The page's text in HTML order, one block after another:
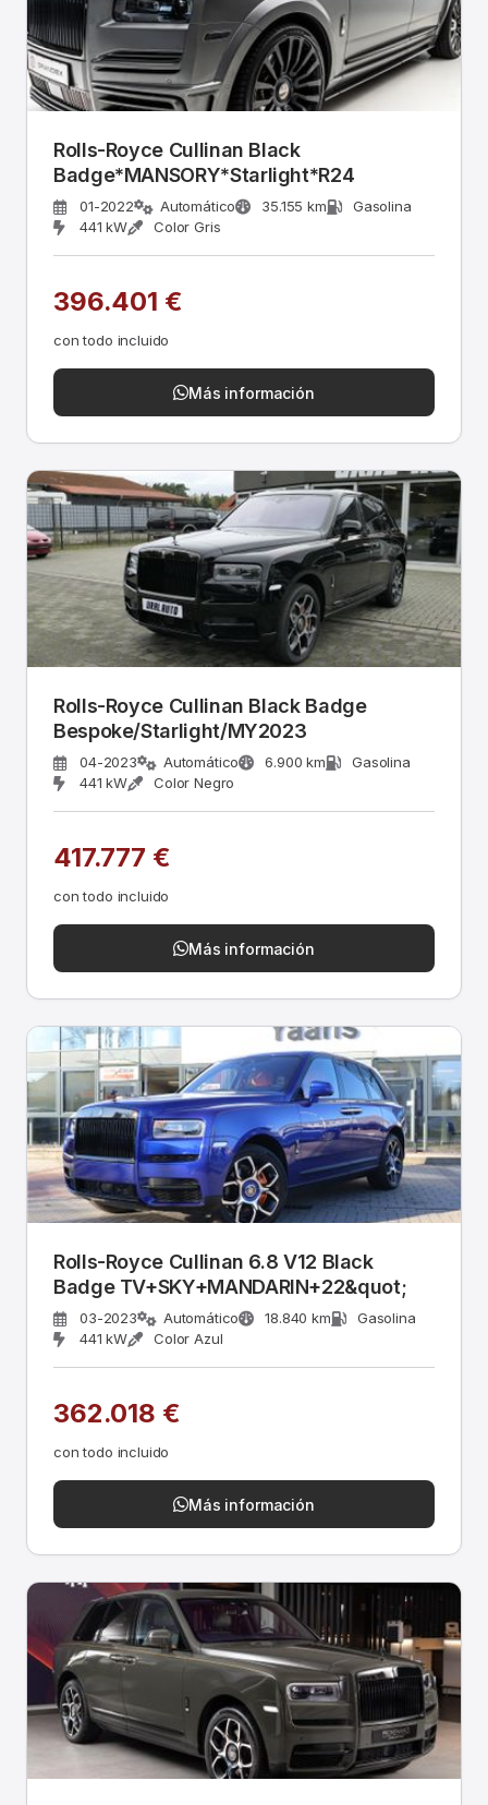
Rolls-Royce Cullinan Black
Badge*MANSORY*Starlight*R24
01-2022 Automático 35.155 km
Gasolina
441 kW
Color Gris
396.401 €
con todo incluido
Más información
Rolls-Royce Cullinan Black Badge
Bespoke/Starlight/MY2023
04-2023 Automático 6.900 km
Gasolina
441 kW
Color Negro
417.777 €
con todo incluido
Más información
Rolls-Royce Cullinan 6.8 V12 Black
Badge TV+SKY+MANDARIN+22&quot;
03-2023 Automático 18.840 km
Gasolina
441 kW
Color Azul
362.018 €
con todo incluido
Más información